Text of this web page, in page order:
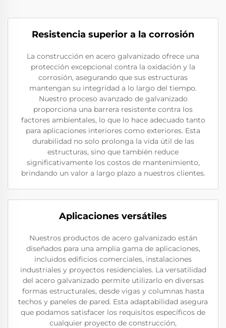
Resistencia superior a la corrosión
La construcción en acero galvanizado ofrece una
protección excepcional contra la oxidación y la
corrosión, asegurando que sus estructuras
mantengan su integridad a lo largo del tiempo.
Nuestro proceso avanzado de galvanizado
proporciona una barrera resistente contra los
factores ambientales, lo que lo hace adecuado tanto
para aplicaciones interiores como exteriores. Esta
durabilidad no solo prolonga la vida útil de las
estructuras, sino que también reduce
significativamente los costos de mantenimiento,
brindando un valor a largo plazo a nuestros clientes.
Aplicaciones versátiles
Nuestros productos de acero galvanizado están
diseñados para una amplia gama de aplicaciones,
incluidos edificios comerciales, instalaciones
industriales y proyectos residenciales. La versatilidad
del acero galvanizado permite utilizarlo en diversas
formas estructurales, desde vigas y columnas hasta
techos y paneles de pared. Esta adaptabilidad asegura
que podamos satisfacer los requisitos específicos de
cualquier proyecto de construcción,